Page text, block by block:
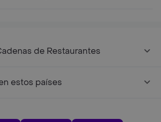
de Restaurantes
estos países